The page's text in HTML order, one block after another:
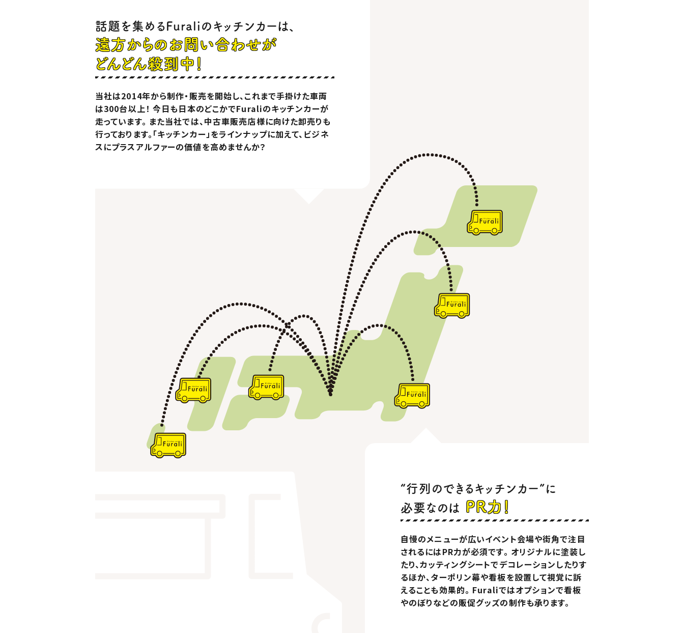
話題を集めるFuraliのキッチンカーは、
遠方からのお問い合わせが
どんどん殺到中！
当社は2014年から制作・販売を開始し、これまで手掛けた車両
は300台以上！ 今日も日本のどこかでFuraliのキッチンカーが
走っています。 また当社では、中古車販売店様に向けた卸売りも
行っております。「キッチンカー」をラインナップに加えて、ビジネ
スにプラスアルファーの価値を高めませんか？
“行列のできるキッチンカー”に
必要なのは
PR力！
自慢のメニューが広いイベント会場や街角で注目
されるにはPR力が必須です。 オリジナルに塗装し
たり、カッティングシートでデコレーションしたりす
るほか、ターポリン幕や看板を設置して視覚に訴
えることも効果的。 Furaliではオプションで看板
やのぼりなどの販促グッズの制作も承ります。